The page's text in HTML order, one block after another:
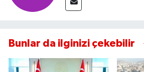
Bunlar da ilginizi çekebilir